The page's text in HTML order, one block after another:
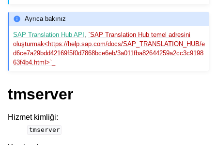
Ayrıca bakınız
SAP Translation Hub API ,`SAP Translation Hub temel adresini
oluşturmak<https://help.sap.com/docs/SAP_TRANSLATION_HUB/e
d6ce7a29bdd42169f5f0d7868bce6eb/3a011fba82644259a2cc3c9198
63f4b4.html>`_
tmserver
Hizmet kimliği:
tmserver